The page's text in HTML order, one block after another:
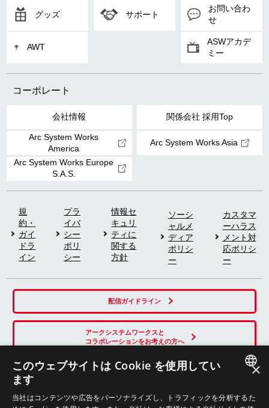
グッズ サポート
お問い合わ
せ
AWT
ASWアカデ
ミー
コーポレート
会社情報 関係会社 採用Top
Arc System Works
America
Arc System Works Asia
Arc System Works Europe
S.A.S.
規
約・
ガイ
ドラ
イン
プラ
イバ
シー
ポリ
シー
情報セ
キュリ
ティに
関する
方針
ソーシ
ャルメ
ディア
ポリシ
ー
カスタマ
ーハラス
メント対
応ポリシ
ー
配信ガイドライン
アークシステムワークスと
コラボレーションをお考えの方へ
SNS
×
このウェブサイトは Cookie を使用してい
ます
当社はコンテンツや広告をパーソナライズし、トラフィックを分析するた